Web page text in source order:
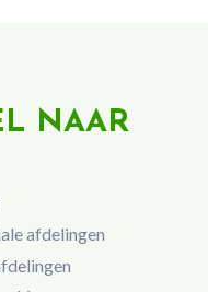
NAAR
afdelingen